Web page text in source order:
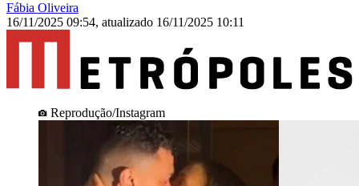
Fábia Oliveira
16/11/2025 09:54, atualizado 16/11/2025 10:11
Reprodução/Instagram